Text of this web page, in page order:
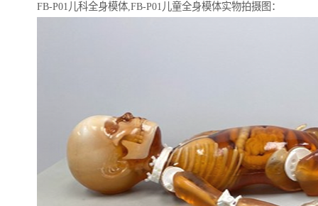
FB-P01儿科全身模体,FB-P01儿童全身模体实物拍摄图：